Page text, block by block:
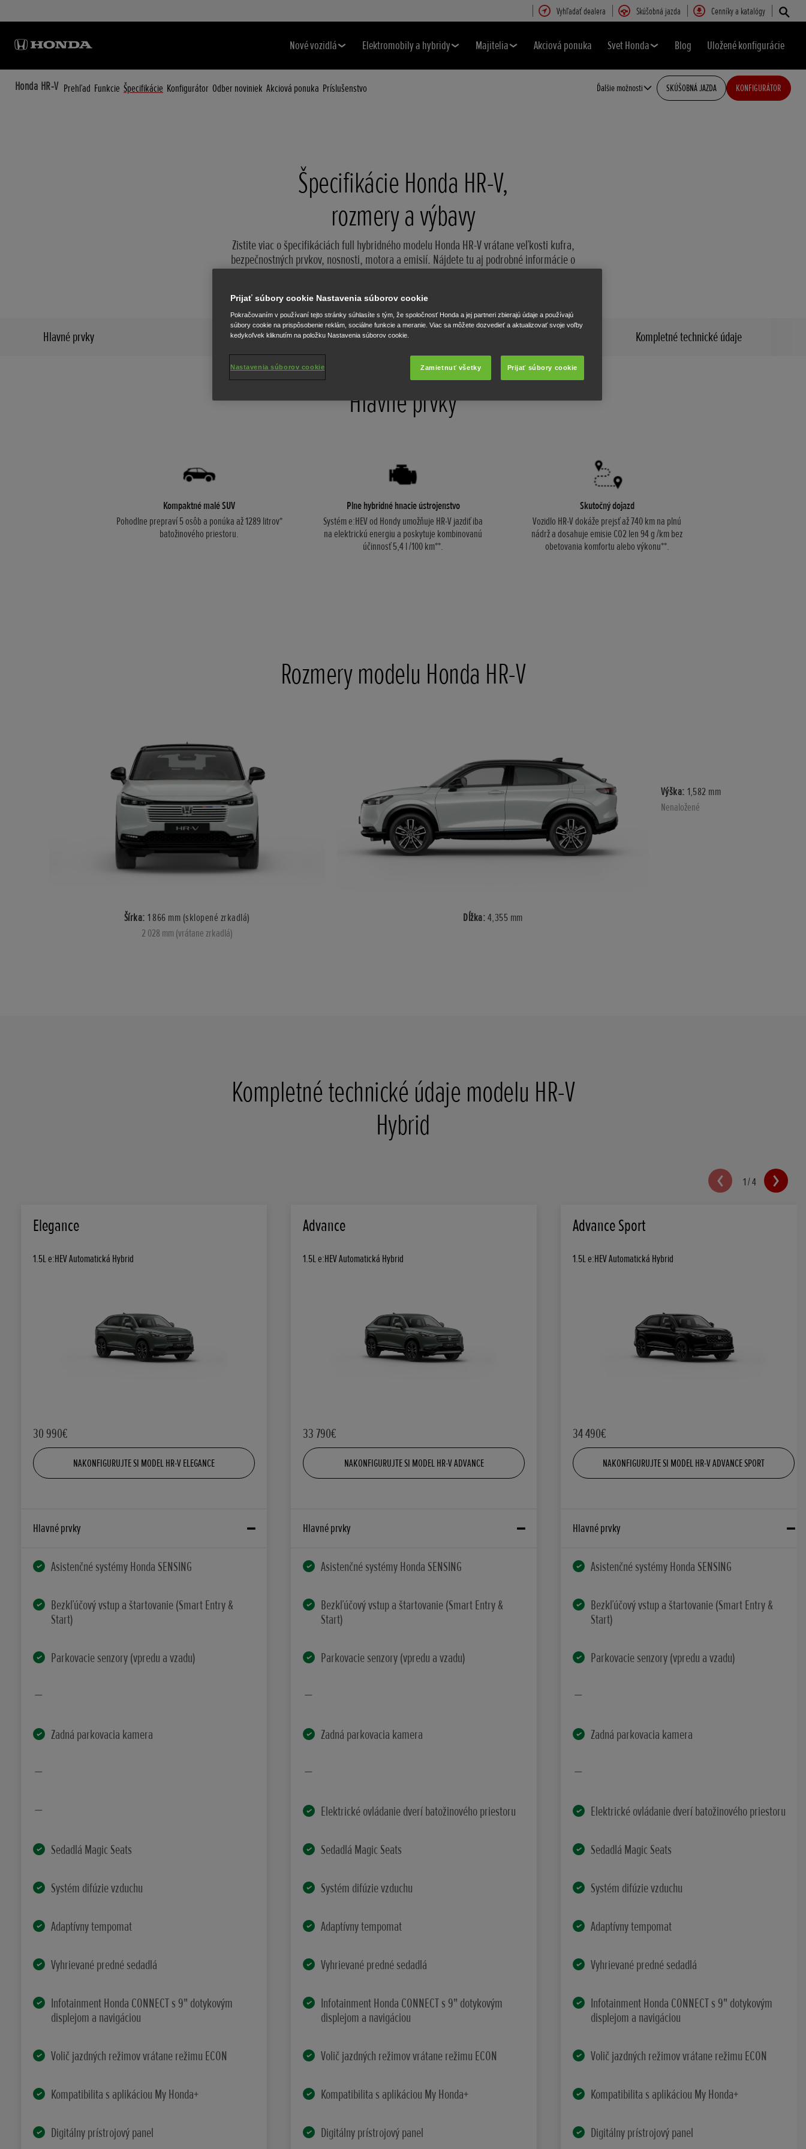
Vyhľadať dealera Skúšobná jazda Cenníky a katalógy
Nové vozidlá Elektromobily a hybridy Majitelia Akciová ponuka Svet Honda Blog Uložené konfigurácie
Honda HR-V Prehľad Funkcie Špecifikácie Konfigurátor Odber noviniek Akciová ponuka Príslušenstvo Ďalšie možnosti SKÚŠOBNÁ JAZDA KONFIGURÁTOR
Špecifikácie Honda HR-V,
rozmery a výbavy
Zistite viac o špecifikáciách full hybridného modelu Honda HR-V vrátane veľkosti kufra,
bezpečnostných prvkov, nosnosti, motora a emisií. Nájdete tu aj podrobné informácie o
ZOBRAZIŤ KOMPLETNÉ TECHNICKÉ ÚDAJE
Hlavné prvky Rozmery Kompletné technické údaje
Hlavné prvky
Kompaktné malé SUV
Pohodlne prepraví 5 osôb a ponúka až 1289 litrov*
batožinového priestoru.
Plne hybridné hnacie ústrojenstvo
Systém e:HEV od Hondy umožňuje HR-V jazdiť iba
na elektrickú energiu a poskytuje kombinovanú
účinnosť 5,4 l /100 km**.
Skutočný dojazd
Vozidlo HR-V dokáže prejsť až 740 km na plnú
nádrž a dosahuje emisie CO2 len 94 g /km bez
obetovania komfortu alebo výkonu**.
Rozmery modelu Honda HR-V
Šírka: 1 866 mm (sklopené zrkadlá)
2 028 mm (vrátane zrkadlá)
Dĺžka:4,355 mm
Výška: 1,582 mm
Nenaložené
Kompletné technické údaje modelu HR-V
Hybrid
1/4
Elegance
1.5L e:HEV Automatická Hybrid
30 990€
NAKONFIGURUJTE SI MODEL HR-V ELEGANCE
Hlavné prvky
Asistenčné systémy Honda SENSING
Bezkľúčový vstup a štartovanie (Smart Entry &
Start)
Parkovacie senzory (vpredu a vzadu)
Zadná parkovacia kamera
Sedadlá Magic Seats
Systém difúzie vzduchu
Adaptívny tempomat
Vyhrievané predné sedadlá
Infotainment Honda CONNECT s 9" dotykovým
displejom a navigáciou
Volič jazdných režimov vrátane režimu ECON
Kompatibilita s aplikáciou My Honda+
Digitálny prístrojový panel
Advance
1.5L e:HEV Automatická Hybrid
33 790€
NAKONFIGURUJTE SI MODEL HR-V ADVANCE
Hlavné prvky
Asistenčné systémy Honda SENSING
Bezkľúčový vstup a štartovanie (Smart Entry &
Start)
Parkovacie senzory (vpredu a vzadu)
Zadná parkovacia kamera
Elektrické ovládanie dverí batožinového priestoru
Sedadlá Magic Seats
Systém difúzie vzduchu
Adaptívny tempomat
Vyhrievané predné sedadlá
Infotainment Honda CONNECT s 9" dotykovým
displejom a navigáciou
Volič jazdných režimov vrátane režimu ECON
Kompatibilita s aplikáciou My Honda+
Digitálny prístrojový panel
Advance Sport
1.5L e:HEV Automatická Hybrid
34 490€
NAKONFIGURUJTE SI MODEL HR-V ADVANCE SPORT
Hlavné prvky
Asistenčné systémy Honda SENSING
Bezkľúčový vstup a štartovanie (Smart Entry &
Start)
Parkovacie senzory (vpredu a vzadu)
Zadná parkovacia kamera
Elektrické ovládanie dverí batožinového priestoru
Sedadlá Magic Seats
Systém difúzie vzduchu
Adaptívny tempomat
Vyhrievané predné sedadlá
Infotainment Honda CONNECT s 9" dotykovým
displejom a navigáciou
Volič jazdných režimov vrátane režimu ECON
Kompatibilita s aplikáciou My Honda+
Digitálny prístrojový panel
Prijať súbory cookie Nastavenia súborov cookie
Pokračovaním v používaní tejto stránky súhlasíte s tým, že spoločnosť Honda a jej partneri zbierajú údaje a používajú
súbory cookie na prispôsobenie reklám, sociálne funkcie a meranie. Viac sa môžete dozvedieť a aktualizovať svoje voľby
kedykoľvek kliknutím na položku Nastavenia súborov cookie.
Zamietnuť všetky Prijať súbory cookie
Nastavenia súborov cookie